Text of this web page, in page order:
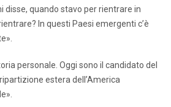
disse, quando stavo per rientrare in
In questi Paesi emergenti c’è
personale. Oggi sono il candidato del
estera dell’America